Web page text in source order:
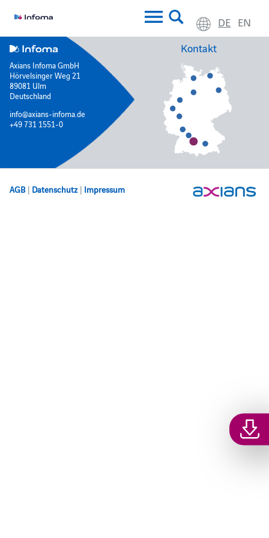
DE EN
Axians Infoma GmbH
Hörvelsinger Weg 21
89081 Ulm
Deutschland
info@axians-infoma.de
+49 731 1551-0
Kontakt
AGB | Datenschutz | Impressum